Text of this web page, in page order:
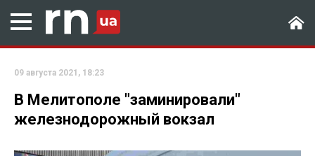
09 августа 2021, 18:23
В Мелитополе "заминировали"
железнодорожный вокзал